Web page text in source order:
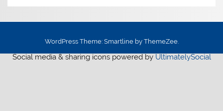
WordPress Theme: Smartline by ThemeZee.
Social media & sharing icons powered by UltimatelySocial